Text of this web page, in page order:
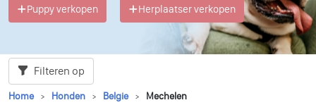
Puppy verkopen Herplaatser verkopen
Filteren op
Home Honden Belgie Mechelen